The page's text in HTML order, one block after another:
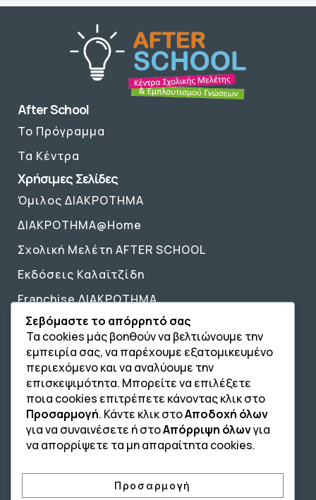
After School
Το Πρόγραμμα
Τα Κέντρα
Χρήσιμες Σελίδες
Όμιλος ΔΙΑΚΡΟΤΗΜΑ
ΔΙΑΚΡΟΤΗΜΑ@Home
Σχολική Μελέτη AFTER SCHOOL
Εκδόσεις Καλαϊτζίδη
Franchise ΔΙΑΚΡΟΤΗΜΑ
Επικοινωνία
Επικοινωνία
210 4134835
210 4133810
info@afterschool.academy
Σεβόμαστε το απόρρητό σας
Τα cookies μάς βοηθούν να βελτιώνουμε την
εμπειρία σας, να παρέχουμε εξατομικευμένο
περιεχόμενο και να αναλύουμε την
επισκεψιμότητα. Μπορείτε να επιλέξετε
ποια cookies επιτρέπετε κάνοντας κλικ στο
Προσαρμογή. Κάντε κλικ στοΑποδοχή όλων
για να συναινέσετε ή στοΑπόρριψη όλωνγια
να απορρίψετε τα μη απαραίτητα cookies.
Προσαρμογή